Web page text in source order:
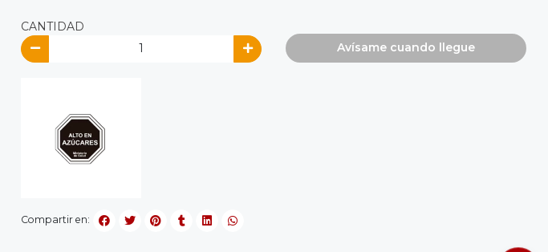
CANTIDAD
Avísame cuando llegue
Compartir en: